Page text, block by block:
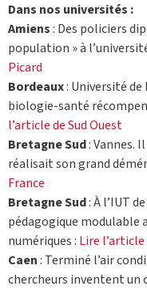
Dans nos universités :
Amiens: Des policiers
population » à
Picard
Bordeaux: Université
biologie-santé
l’article de Sud Ouest
Bretagne Sud: Vannes.
réalisait son grand
France
Bretagne Sud: À l’IUT
pédagogique modulable
numériques : Lire
Caen: Terminé l’air
chercheurs inventent un